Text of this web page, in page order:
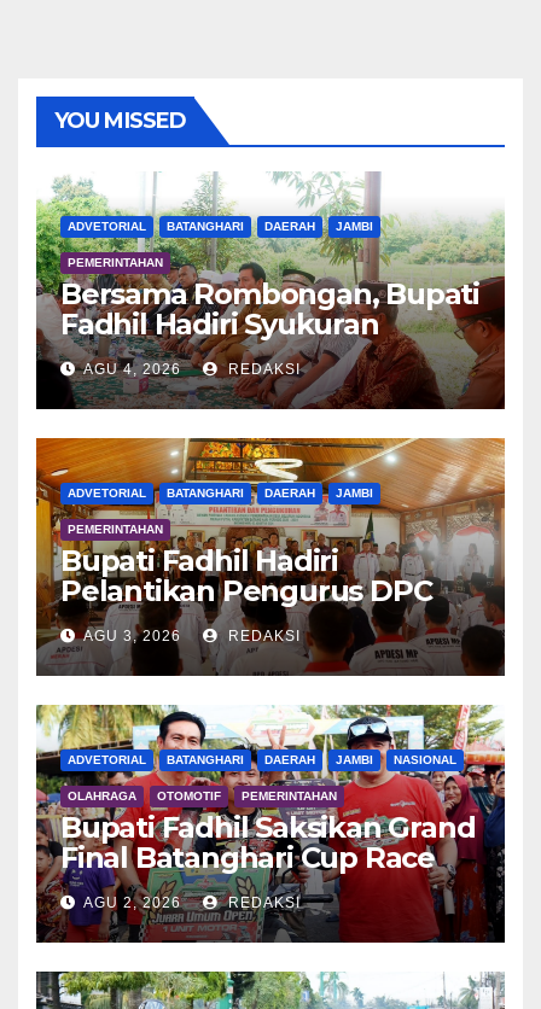
YOU MISSED
ADVETORIAL BATANGHARI DAERAH JAMBI
PEMERINTAHAN
Bersama Rombongan, Bupati
Fadhil Hadiri Syukuran
Tanam Padi di Terusan
AGU 4, 2026 REDAKSI
ADVETORIAL BATANGHARI DAERAH JAMBI
PEMERINTAHAN
Bupati Fadhil Hadiri
Pelantikan Pengurus DPC
APDESI MP
AGU 3, 2026 REDAKSI
ADVETORIAL BATANGHARI DAERAH JAMBI NASIONAL
OLAHRAGA OTOMOTIF PEMERINTAHAN
Bupati Fadhil Saksikan Grand
Final Batanghari Cup Race
2026
AGU 2, 2026 REDAKSI